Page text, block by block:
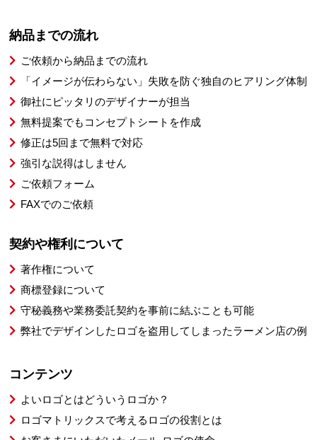
納品までの流れ
ご依頼から納品までの流れ
「イメージが伝わらない」失敗を防ぐ独自のヒアリング体制
御社にピッタリのデザイナーが担当
無料提案でもコンセプトシートを作成
修正は5回まで無料で対応
強引な説得はしません
ご依頼フォーム
FAXでのご依頼
契約や権利について
著作権について
商標登録について
守秘義務や業務委託契約を事前に結ぶことも可能
弊社でデザインしたロゴを盗用してしまったラーメン店の例
コンテンツ
よいロゴとはどういうロゴか？
ロゴマトリックスで考えるロゴの役割とは